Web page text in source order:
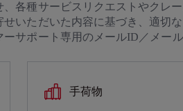
各種サービスリクエストやクレ
いただいた内容に基づき、適切
サポート専用のメールID／メー
手荷物